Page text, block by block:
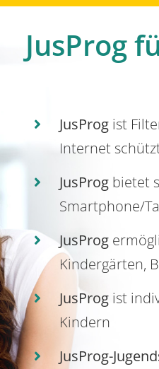
JusProg
JusProgist
Internet
JusProgbietet
Smartphone/
JusProg
Kindergärten,
JusProgist
Kindern
JusProg-